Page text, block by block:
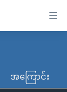
အကြောင်း